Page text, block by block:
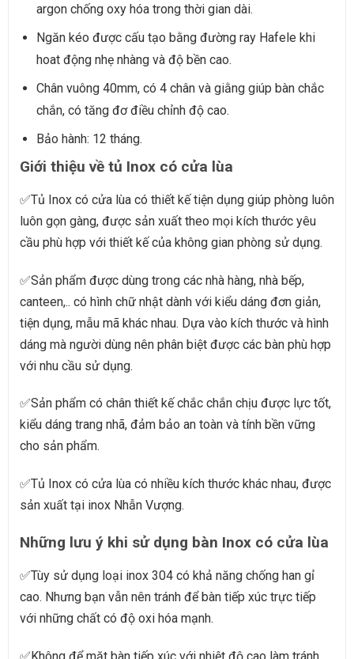
argon chống oxy hóa trong thời gian dài.
Ngăn kéo được cấu tạo bằng đường ray Hafele khi
hoat động nhẹ nhàng và độ bền cao.
Chân vuông 40mm, có 4 chân và giằng giúp bàn chắc
chắn, có tăng đơ điều chỉnh độ cao.
Bảo hành: 12 tháng.
Giới thiệu về tủ Inox có cửa lùa
✅Tủ Inox có cửa lùa có thiết kế tiện dụng giúp phòng luôn
luôn gọn gàng, được sản xuất theo mọi kích thước yêu
cầu phù hợp với thiết kế của không gian phòng sử dụng.
✅Sản phẩm được dùng trong các nhà hàng, nhà bếp,
canteen,.. có hình chữ nhật dành với kiểu dáng đơn giản,
tiện dụng, mẫu mã khác nhau. Dựa vào kích thước và hình
dáng mà người dùng nên phân biệt được các bàn phù hợp
với nhu cầu sử dụng.
✅Sản phẩm có chân thiết kế chắc chắn chịu được lực tốt,
kiểu dáng trang nhã, đảm bảo an toàn và tính bền vững
cho sản phẩm.
✅Tủ Inox có cửa lùa có nhiều kích thước khác nhau, được
sản xuất tại inox Nhẫn Vượng.
Những lưu ý khi sử dụng bàn Inox có cửa lùa
✅Tùy sử dụng loại inox 304 có khả năng chống han gỉ
cao. Nhưng bạn vẫn nên tránh để bàn tiếp xúc trực tiếp
với những chất có độ oxi hóa mạnh.